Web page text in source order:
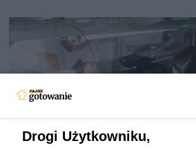
Drogi Użytkowniku,